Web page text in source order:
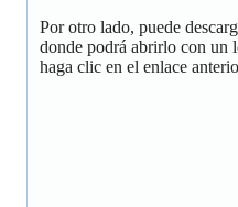
Por otro lado, puede
donde podrá abrirlo con un
haga clic en el enlace